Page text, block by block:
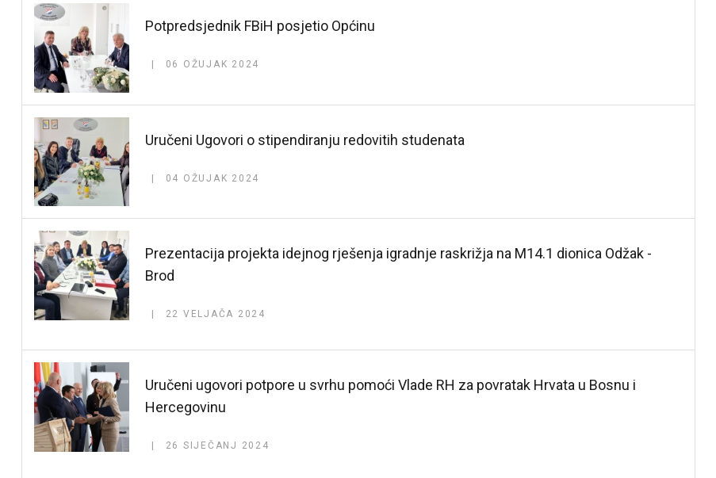
Potpredsjednik FBiH posjetio Općinu
06 OŽUJAK 2024
Uručeni Ugovori o stipendiranju redovitih studenata
04 OŽUJAK 2024
Prezentacija projekta idejnog rješenja igradnje raskrižja na M14.1 dionica Odžak -
Brod
22 VELJAČA 2024
Uručeni ugovori potpore u svrhu pomoći Vlade RH za povratak Hrvata u Bosnu i
Hercegovinu
26 SIJEČANJ 2024